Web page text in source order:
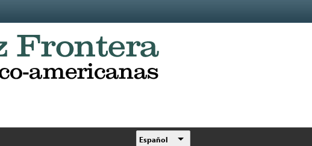
Español